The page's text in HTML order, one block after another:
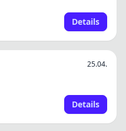
Details
25.04.
Details